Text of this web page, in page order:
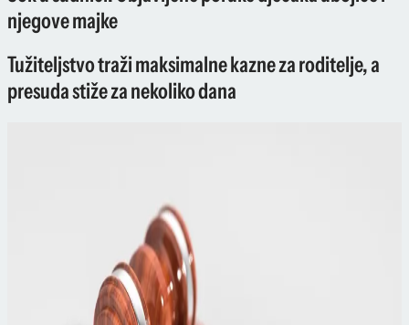
njegove majke
Tužiteljstvo traži maksimalne kazne za roditelje, a
presuda stiže za nekoliko dana